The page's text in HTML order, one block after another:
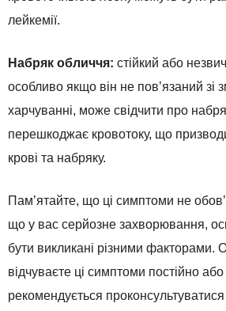
лейкемії.
Набряк обличчя: стійкий або
особливо якщо він не пов’язаний зі
харчуванні, може свідчити про
перешкоджає кровотоку, що
крові та набряку.
Пам’ятайте, що ці симптоми не
що у вас серйозне захворювання,
бути викликані різними факторами.
відчуваєте ці симптоми постійно
рекомендується